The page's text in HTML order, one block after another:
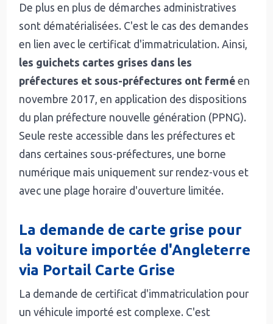
De plus en plus de démarches administratives
sont dématérialisées. C'est le cas des demandes
en lien avec le certificat d'immatriculation. Ainsi,
les guichets cartes grises dans les
préfectures et sous-préfectures ont fermé en
novembre 2017, en application des dispositions
du plan préfecture nouvelle génération (PPNG).
Seule reste accessible dans les préfectures et
dans certaines sous-préfectures, une borne
numérique mais uniquement sur rendez-vous et
avec une plage horaire d'ouverture limitée.
La demande de carte grise pour
la voiture importée d'Angleterre
via Portail Carte Grise
La demande de certificat d'immatriculation pour
un véhicule importé est complexe. C'est